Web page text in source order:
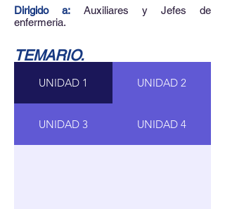
Dirigido a: ​ Auxiliares y Jefes de
enfermeria.
TEMARIO.
UNIDAD 1 UNIDAD 2
UNIDAD 3 UNIDAD 4